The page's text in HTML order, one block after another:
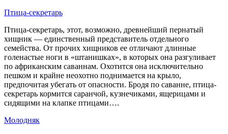
Птица-секретарь
Птица-секретарь, этот, возможно, древнейший пернатый
хищник — единственный представитель отдельного
семейства. От прочих хищников ее отличают длинные
голенастые ноги в «штанишках», в которых она разгуливает
по африканским саваннам. Охотится она исключительно
пешком и крайне неохотно поднимается на крыло,
предпочитая убегать от опасности. Бродя по саванне, птица-
секретарь кормится саранчой, кузнечиками, ящерицами и
сидящими на клапке птицами….
Молодняк